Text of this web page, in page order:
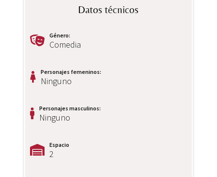
Datos técnicos
Género:
Comedia
Personajes femeninos:
Ninguno
Personajes masculinos:
Ninguno
Espacio
2